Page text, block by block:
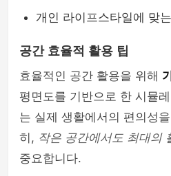
개인 라이프스타일에 맞
공간 효율적 활용 팁
효율적인 공간 활용을 위해
평면도를 기반으로 한 시뮬
는 실제 생활에서의 편의성
히, 작은 공간에서도 최대의
중요합니다.